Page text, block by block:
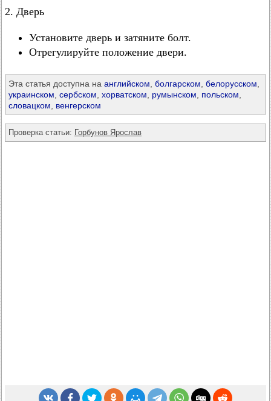
2. Дверь
Установите дверь и затяните болт.
Отрегулируйте положение двери.
Эта статья доступна на английском болгарском белорусском
украинском сербском хорватском румынском польском
словацком
венгерском
Проверка статьи: Горбунов Ярослав